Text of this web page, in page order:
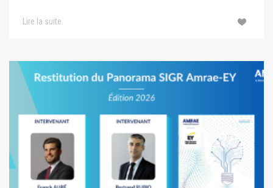
Lire la suite